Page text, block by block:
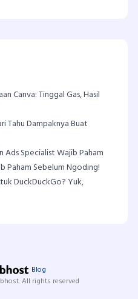
Canva: Tinggal Gas, Hasil
Tahu Dampaknya Buat
Ads Specialist Wajib Paham
Paham Sebelum Ngoding!
DuckDuckGo? Yuk,
Blog
All rights reserved